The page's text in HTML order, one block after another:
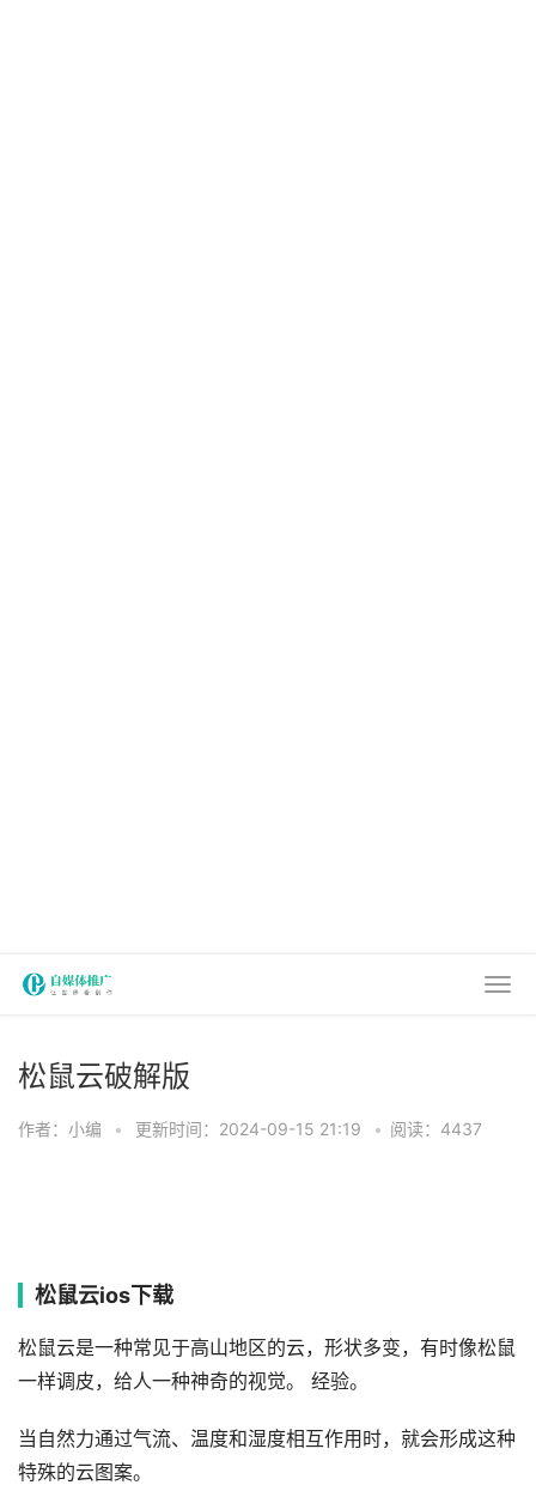
松鼠云破解版
作者：小编 • 更新时间：2024-09-15 21:19 • 阅读：4437
松鼠云ios下载
松鼠云是一种常见于高山地区的云，形状多变，有时像松鼠
一样调皮，给人一种神奇的视觉。 经验。
当自然力通过气流、温度和湿度相互作用时，就会形成这种
特殊的云图案。